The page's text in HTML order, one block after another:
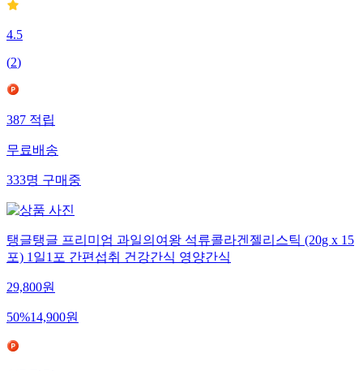
4.5
(2)
387적립
무료배송
333명구매중
탱글탱글 프리미엄 과일의여왕 석류콜라겐젤리스틱 (20g x 15
포) 1일1포 간편섭취 건강간식 영양간식
29,800원
50%14,900원